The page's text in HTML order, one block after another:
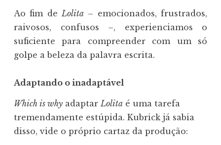
Ao fim deLolita – emocionados, frustrados,
raivosos, confusos –, experienciamos o
suficiente para compreender com um só
golpe a beleza da palavra escrita.
Adaptando o inadaptável
Which is why adaptarLolita é uma tarefa
tremendamente estúpida. Kubrick já sabia
disso, vide o próprio cartaz da produção: